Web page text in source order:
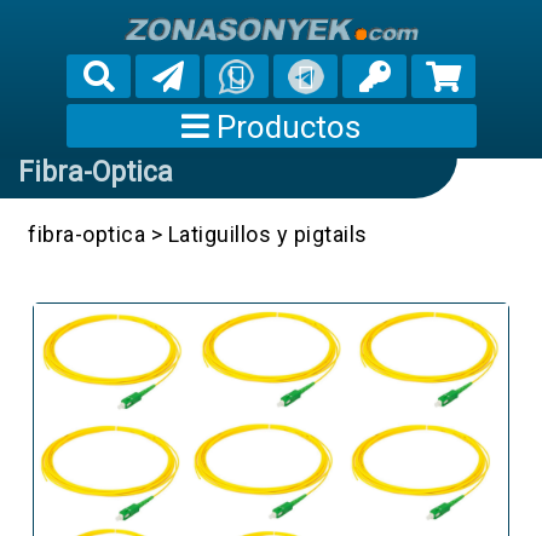
Productos
Fibra-Optica
fibra-optica > Latiguillos y pigtails